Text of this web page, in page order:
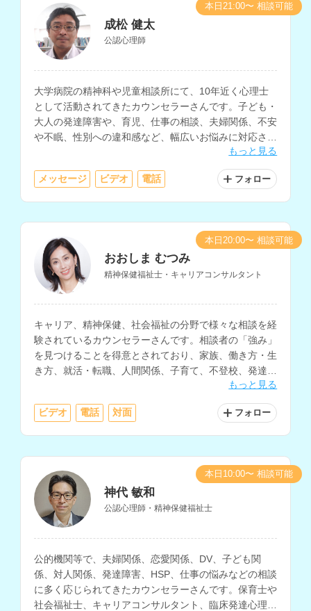
成松 健太
公認心理師
大学病院の精神科や児童相談所にて、10年近く心理士
として活動されてきたカウンセラーさんです。子ども・
大人の発達障害や、育児、仕事の相談、夫婦関係、不安
や不眠、性別への違和感など、幅広いお悩みに対応され
もっと見る
メッセージ ビデオ 電話 フォロー
本日21:00〜 相談可能
おおしま むつみ
精神保健福祉士・キャリアコンサルタント
キャリア、精神保健、社会福祉の分野で様々な相談を経
験されているカウンセラーさんです。相談者の「強み」
を見つけることを得意とされており、家族、働き方・生
き方、就活・転職、人間関係、子育て、不登校、発達障
もっと見る
ビデオ 電話 対面 フォロー
本日20:00〜 相談可能
神代 敏和
公認心理師・精神保健福祉士
公的機関等で、夫婦関係、恋愛関係、DV、子ども関
係、対人関係、発達障害、HSP、仕事の悩みなどの相談
に多く応じられてきたカウンセラーさんです。保育士や
社会福祉士、キャリアコンサルタント、臨床発達心理士
本日10:00〜 相談可能